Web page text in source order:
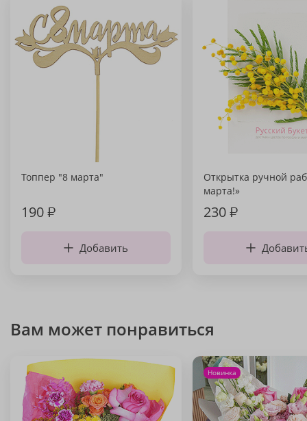
Топпер "8 марта"
190₽
Добавить
Открытка ручной
марта!»
230₽
Вам может понравиться
Новинка